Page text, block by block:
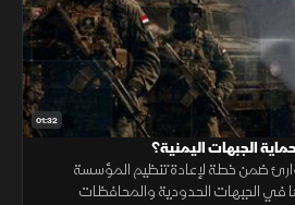
01:32
الجبهات اليمنية؟
ضمن خطة لإعادة تنظيم المؤسسة
في الجبهات الحدودية والمحافظات